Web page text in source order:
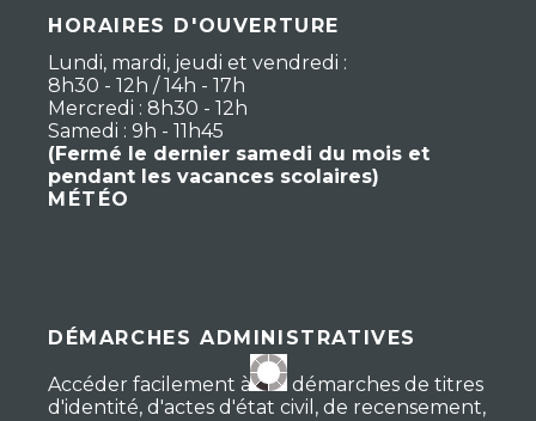
HORAIRES D'OUVERTURE
Lundi, mardi, jeudi et vendredi :
8h30 - 12h / 14h - 17h
Mercredi : 8h30 - 12h
Samedi : 9h - 11h45
(Fermé le dernier samedi du mois et
pendant les vacances scolaires)
MÉTÉO
DÉMARCHES ADMINISTRATIVES
Accéder facilement à vos démarches de titres
d'identité, d'actes d'état civil, de recensement,